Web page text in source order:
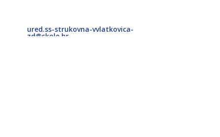
ured.ss-strukovna-vvlatkovica-
zd@skole.hr